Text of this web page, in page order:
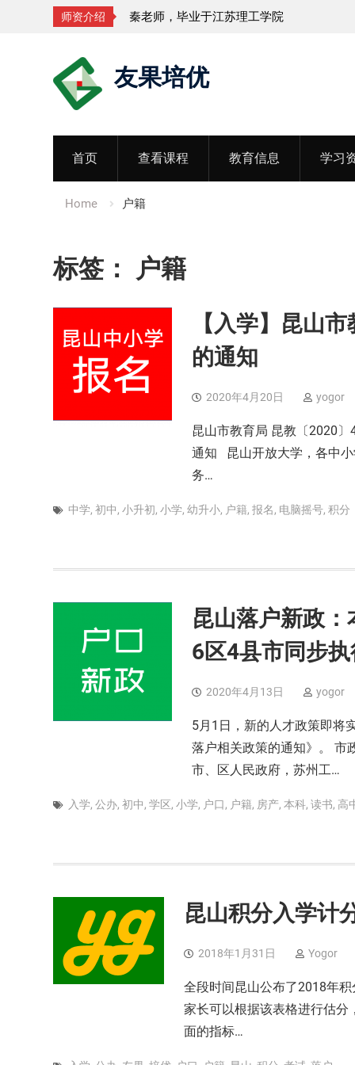
师资介绍 秦老师，毕业于江苏理工学院
友果培优
首页 查看课程 教育信息 学习
Home 户籍
标签： 户籍
【入学】昆山
的通知
2020年4月20日 yogor
昆山市教育局 昆教〔2020
通知 昆山开放大学，各中小
务…
中学, 初中, 小升初, 小学, 幼升小, 户籍, 报名, 电脑摇号, 积分
昆山落户新政
6区4县市同步
2020年4月13日 yogor
5月1日，新的人才政策即将
落户相关政策的通知》。 市
市、区人民政府，苏州工…
入学, 公办, 初中, 学区, 小学, 户口, 户籍, 房产, 本科, 读书, 高
昆山积分入学计
2018年1月31日 Yogor
全段时间昆山公布了2018年
家长可以根据该表格进行估
面的指标…